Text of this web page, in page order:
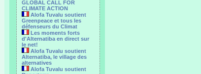
GLOBAL CALL FOR
CLIMATE ACTION
Alofa Tuvalu soutient
Greenpeace et tous les
défenseurs du Climat
Les moments forts
d'Alternatiba en direct sur
le net!
Alofa Tuvalu soutient
Alternatiba, le village des
alternatives
Alofa Tuvalu soutient